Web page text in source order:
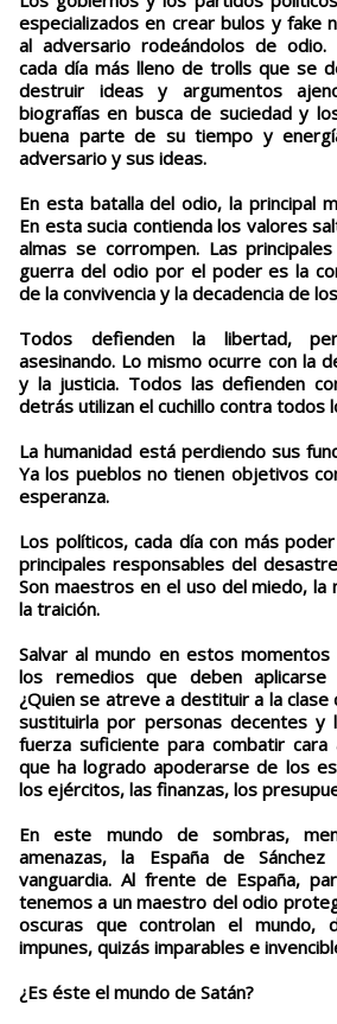
especializados en crear bulos y fake
al adversario rodeándolos de odio.
cada día más lleno de trolls que se
destruir ideas y argumentos
biografías en busca de suciedad y
buena parte de su tiempo y
adversario y sus ideas.
En esta batalla del odio, la principal
En esta sucia contienda los valores
almas se corrompen. Las
guerra del odio por el poder es la
de la convivencia y la decadencia de
Todos defienden la libertad,
asesinando. Lo mismo ocurre con la
y la justicia. Todos las defienden
detrás utilizan el cuchillo contra todos
La humanidad está perdiendo sus
Ya los pueblos no tienen objetivos
esperanza.
Los políticos, cada día con más
principales responsables del
Son maestros en el uso del miedo, la
la traición.
Salvar al mundo en estos
los remedios que deben aplicarse
¿Quien se atreve a destituir a la
sustituirla por personas decentes y
fuerza suficiente para combatir
que ha logrado apoderarse de los
los ejércitos, las finanzas, los
En este mundo de sombras,
amenazas, la España de
vanguardia. Al frente de España,
tenemos a un maestro del odio
oscuras que controlan el mundo,
impunes, quizás imparables e
¿Es éste el mundo de Satán?